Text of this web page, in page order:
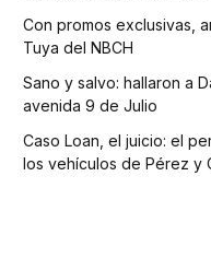
Con promos exclusivas,
Tuya del NBCH
Sano y salvo: hallaron a
avenida 9 de Julio
Caso Loan, el juicio: el
los vehículos de Pérez y